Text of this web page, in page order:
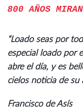
800 AÑOS
“Loado seas por
especial loado por
abre el día, y es
cielos noticia de su
Francisco de Asís